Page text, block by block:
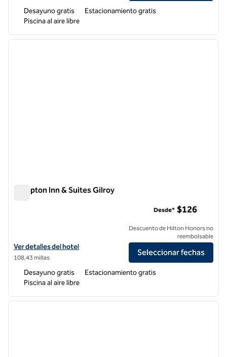
Desayuno gratis
Estacionamiento gratis
Piscina al aire libre
1 de 12
Hampton Inn & Suites Gilroy
Ver detalles del hotel Hampton Inn & Suites Gilroy
Ver detalles del hotel
108,43 millas
Desde* $126
Descuento de Hilton Honors no
reembolsable
Seleccionar fechas
Desayuno gratis
Estacionamiento gratis
Piscina al aire libre
1 de 12